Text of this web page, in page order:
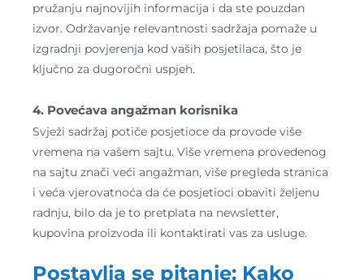
pružanju najnovijih informacija i da ste pouzdan
izvor. Održavanje relevantnosti sadržaja pomaže u
izgradnji povjerenja kod vaših posjetilaca, što je
ključno za dugoročni uspjeh.
4. Povećava angažman korisnika
Svježi sadržaj potiče posjetioce da provode više
vremena na vašem sajtu. Više vremena provedenog
na sajtu znači veći angažman, više pregleda stranica
i veća vjerovatnoća da će posjetioci obaviti željenu
radnju, bilo da je to pretplata na newsletter,
kupovina proizvoda ili kontaktirati vas za usluge.
Postavlja se pitanje: Kako